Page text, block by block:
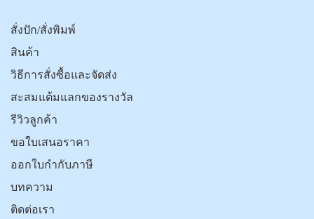
สั่งปัก/สั่งพิมพ์
สินค้า
วิธีการสั่งซื้อและจัดส่ง
สะสมแต้มแลกของรางวัล
รีวิวลูกค้า
ขอใบเสนอราคา
ออกใบกำกับภาษี
บทความ
ติดต่อเรา